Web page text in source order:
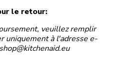
le retour:
veuillez remplir
uniquement à l'adresse e-